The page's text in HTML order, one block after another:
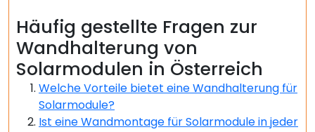
Häufig gestellte Fragen zur
Wandhalterung von
Solarmodulen in Österreich
Welche Vorteile bietet eine Wandhalterung für
Solarmodule?
Ist eine Wandmontage für Solarmodule in jeder